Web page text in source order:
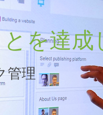
を達成
管理